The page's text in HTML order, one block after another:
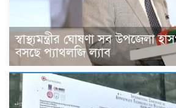
স্বাস্থ্যমন্ত্রীর ঘোষণা সব উপজেলা
বসছে প্যাথলজি ল্যাব